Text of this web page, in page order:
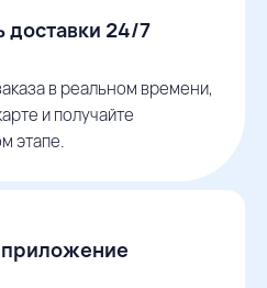
доставки 24/7
в реальном времени,
и получайте
этапе.